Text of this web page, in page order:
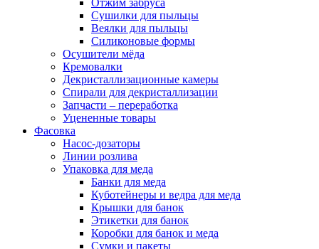
Отжим забруса
Сушилки для пыльцы
Веялки для пыльцы
Силиконовые формы
Осушители мёда
Кремовалки
Декристаллизационные камеры
Спирали для декристаллизации
Запчасти – переработка
Уцененные товары
Фасовка
Насос-дозаторы
Линии розлива
Упаковка для меда
Банки для меда
Куботейнеры и ведра для меда
Крышки для банок
Этикетки для банок
Коробки для банок и меда
Сумки и пакеты